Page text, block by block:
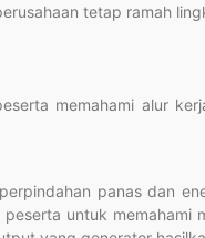
tetap ramah
memahami alur
panas dan
untuk memahami